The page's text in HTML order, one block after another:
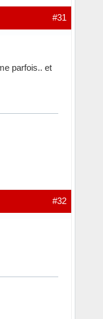
#31
parfois.. et
#32